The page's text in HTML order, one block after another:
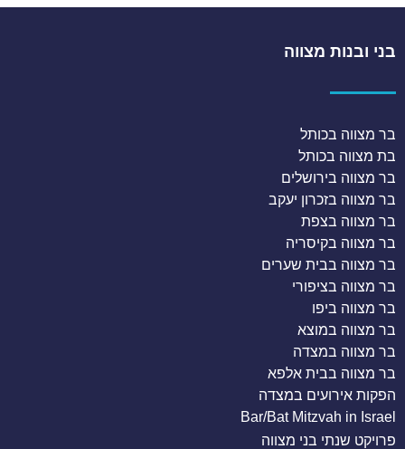
בני ובנות מצווה
בר מצווה בכותל
בת מצווה בכותל
בר מצווה בירושלים
בר מצווה בזכרון יעקב
בר מצווה בצפת
בר מצווה בקיסריה
בר מצווה בבית שערים
בר מצווה בציפורי
בר מצווה ביפו
בר מצווה במוצא
בר מצווה במצדה
בר מצווה בבית אלפא
הפקות אירועים במצדה
Bar/Bat Mitzvah in Israel
פרויקט שנתי בני מצווה